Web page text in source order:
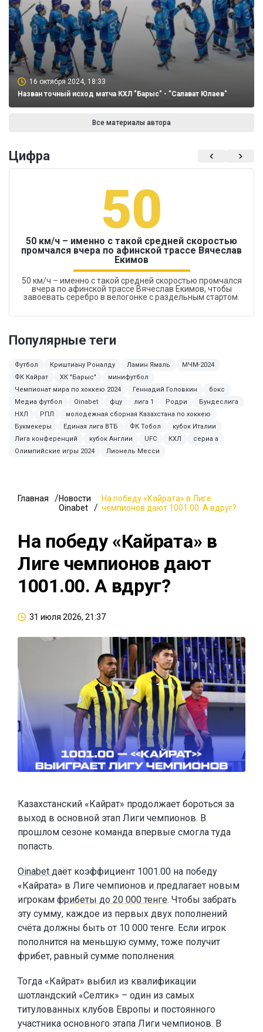
16 октября 2024, 18:33
Назван точный исход матча КХЛ "Барыс" - "Салават Юлаев"
Все материалы автора
Цифра
50
50 км/ч – именно с такой средней скоростью
промчался вчера по афинской трассе Вячеслав
Екимов
50 км/ч – именно с такой средней скоростью промчался
вчера по афинской трассе Вячеслав Екимов, чтобы
завоевать серебро в велогонке с раздельным стартом.
Популярные теги
Футбол Криштиану Роналду Ламин Ямаль
МЧМ-2024
ФК Кайрат
ХК "Барыс"
минифутбол
Чемпионат мира по хоккею 2024
Геннадий Головкин
бокс
Медиа футбол
Oinabet фцу лига 1 Родри
Бундеслига
НХЛ
РПЛ
молодежная сборная Казахстана по хоккею
Букмекеры
Единая лига ВТБ ФК Тобол
кубок Италии
Лига конференций
кубок Англии UFC КХЛ
сериа а
Олимпийские игры 2024
Лионель Месси
Главная
Новости
Oinabet
На победу «Кайрата» в Лиге
чемпионов дают 1001.00. А вдруг?
На победу «Кайрата» в
Лиге чемпионов дают
1001.00. А вдруг?
31 июля 2026, 21:37
Казахстанский «Кайрат» продолжает бороться за
выход в основной этап Лиги чемпионов. В
прошлом сезоне команда впервые смогла туда
попасть.
Oinabet даёт коэффициент 1001.00 на победу
«Кайрата» в Лиге чемпионов и предлагает новым
игрокам фрибеты до 20 000 тенге. Чтобы забрать
эту сумму, каждое из первых двух пополнений
счёта должны быть от 10 000 тенге. Если игрок
пополнится на меньшую сумму, тоже получит
фрибет, равный сумме пополнения.
Тогда «Кайрат» выбил из квалификации
шотландский «Селтик» – один из самых
титулованных клубов Европы и постоянного
участника основного этапа Лиги чемпионов. В